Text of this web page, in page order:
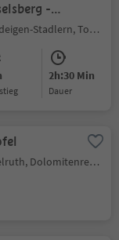
-
Kandellen-Frondeigen-Stadlern, Toblach, Dolomitenregion 3 Zinnen
2h:30 Min
Dauer
Seiseralm, Kastelruth, Dolomitenregion Seiser Alm